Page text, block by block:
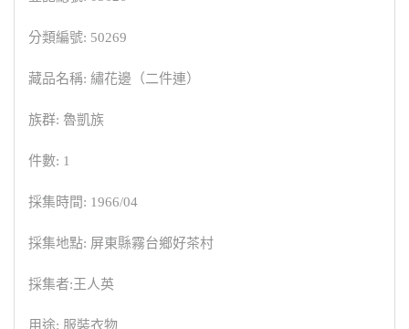
分類編號: 50269
藏品名稱: 繡花邊（二件連）
族群: 魯凱族
件數: 1
採集時間: 1966/04
採集地點: 屏東縣霧台鄉好茶村
採集者:王人英
用途: 服裝衣物